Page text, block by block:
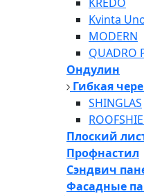
Kvinta
MODERN
QUADRO
Ондулин
Гибкая
SHINGLAS
Плоский
Профнастил
Сэндвич
Фасадные